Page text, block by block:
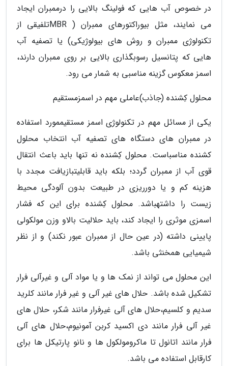
در خصوص آب هایی که فولینگ بالایی را درممبران ایجاد
می نمایند، مثل بیوراکتورهای ممبران ( MBRتلفیقی از
تکنولوژی ممبران و روش های بیولوژیکی) یا تصفیه آب
هایی که پتانسیل رسوبگذاری بالایی بر روی ممبران دارند،
اسمز معکوس گزینه مناسبی به شمار می رود.
محلول کِشنده (جاذب)عاملی مهم در اسمزمستقیم
یکی از مسائل مهم در تکنولوژی اسمز مستقیممورد استفاده
در ممبران های دستگاه های تصفیه آب انتخاب محلول
کشنده مناسباست. محلول کِشنده نه تنها باید باعث انتقال
قوی آب از ممبران گردد؛ بلکه باید قابلیتبازیافت مجدد با
هزینه کم و یا دورریزی در طبیعت بدون آلودگی محیط
زیست را داشتهباشد. محلول کِشنده برای این که فشار
اسمزی موثری را ایجاد کند، باید حلالیت بالاو وزن مولکولی
پایینی داشته (در عین حال از ممبران عبور نکند) و از نظر
شیمیایی همخنثی باشد.
این محلول می تواند از نمک ها و یا مواد آلی و غیرآلی فرار
تشکیل شده باشد. حلال های غیر آلی و غیر فرار مانند کلرید
سدیم و کلسیم،حلال های آلی غیرفرار مانند شکر، حلال های
غیر آلی فرار مانند دی اکسید کربن آمونیوم،حلال های آلی
فرار مانند اتانول تا ماکرومولکول ها و نانو پارتیکل ها برای
کارقابل استفاده می باشد.